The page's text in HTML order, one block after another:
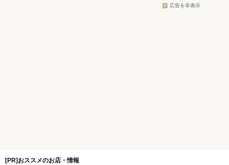
広告を非表示
[PR]おススメのお店・情報